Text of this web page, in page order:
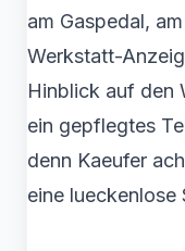
am Gaspedal,
Werkstatt-
Hinblick auf den
ein gepflegtes
denn Kaeufer
eine lueckenlose